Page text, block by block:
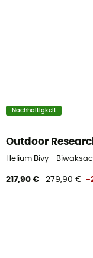
Nachhaltigkeit
Outdoor
Helium Bivy -
217,90 € 279,90 € -